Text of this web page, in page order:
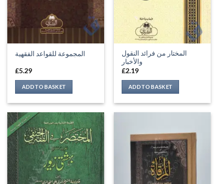
المجموعة للقواعد الفقهية
£5.29
ADD TO BASKET
المختار من فرائد النقول
والأخبار
£2.19
ADD TO BASKET